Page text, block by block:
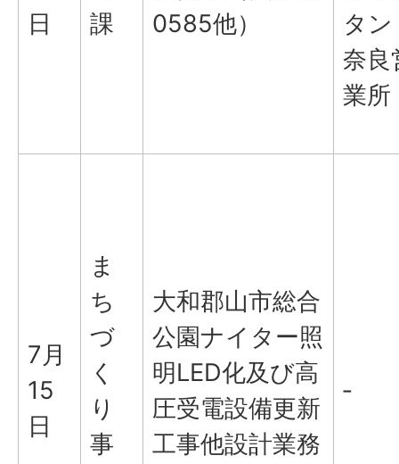
日
課
0585他）
タ
奈良
業所
7月
15
日
ま
ち
づ
く
り
事
大和郡山市総合
公園ナイター照
明LED化及び高
圧受電設備更新
工事他設計業務
‐